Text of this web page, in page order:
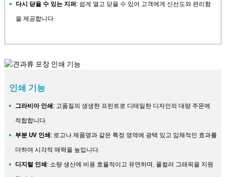
다시 닫을 수 있는 지퍼: 쉽게 열고 닫을 수 있어 고객에게 신선도와 편리함
을 제공합니다.
인쇄 기능
그라비아 인쇄: 고품질의 생생한 프린트로 디테일한 디자인의 대량 주문에
적합합니다.
부분 UV 인쇄: 로고나 제품명과 같은 특정 영역에 광택 있고 입체적인 효과를
더하여 시각적 매력을 높입니다.
디지털 인쇄: 소량 생산에 비용 효율적이고 유연하며, 풀컬러 그래픽을 지원